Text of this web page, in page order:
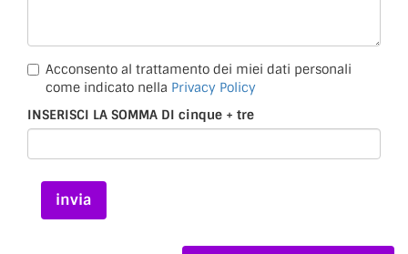
Acconsento al trattamento dei miei dati personali
come indicato nella Privacy Policy
INSERISCI LA SOMMA DI cinque + tre